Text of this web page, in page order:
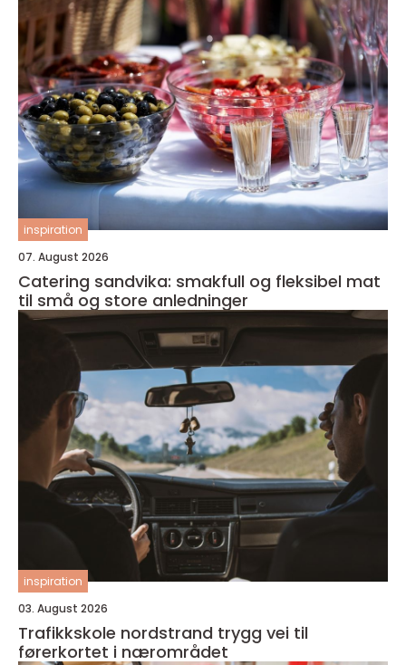
inspiration
07. August 2026
Catering sandvika: smakfull og fleksibel mat
til små og store anledninger
inspiration
03. August 2026
Trafikkskole nordstrand trygg vei til
førerkortet i nærområdet